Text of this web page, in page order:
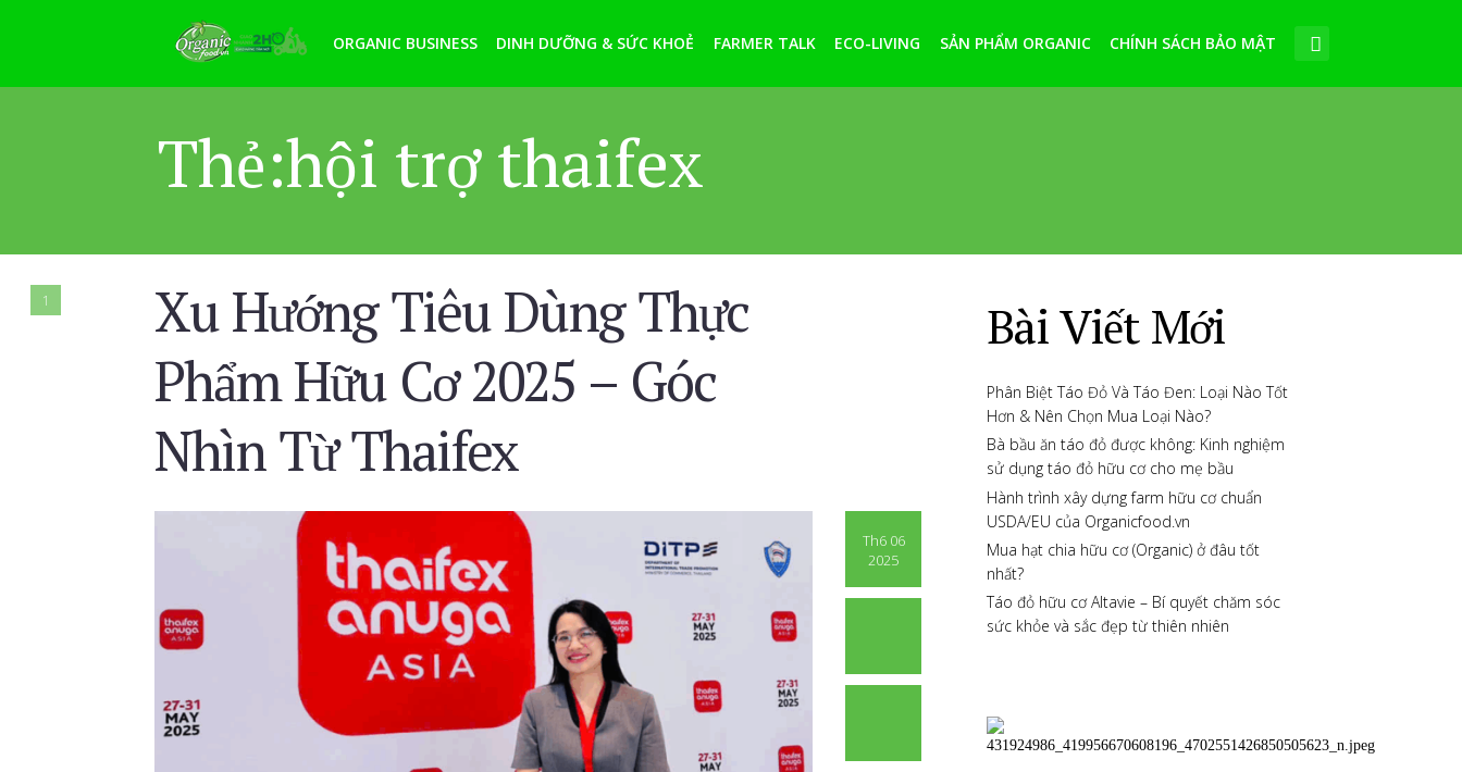
ORGANIC BUSINESS DINH DƯỠNG & SỨC KHOẺ FARMER TALK ECO-LIVING SẢN PHẨM ORGANIC CHÍNH SÁCH BẢO MẬT
Thẻ:hội trợ thaifex
1
Xu Hướng Tiêu Dùng Thực
Phẩm Hữu Cơ 2025 – Góc
Nhìn Từ Thaifex
Th6 06
2025
Bài Viết Mới
Phân Biệt Táo Đỏ Và Táo Đen: Loại Nào Tốt
Hơn & Nên Chọn Mua Loại Nào?
Bà bầu ăn táo đỏ được không: Kinh nghiệm
sử dụng táo đỏ hữu cơ cho mẹ bầu
Hành trình xây dựng farm hữu cơ chuẩn
USDA/EU của Organicfood.vn
Mua hạt chia hữu cơ (Organic) ở đâu tốt
nhất?
Táo đỏ hữu cơ Altavie – Bí quyết chăm sóc
sức khỏe và sắc đẹp từ thiên nhiên